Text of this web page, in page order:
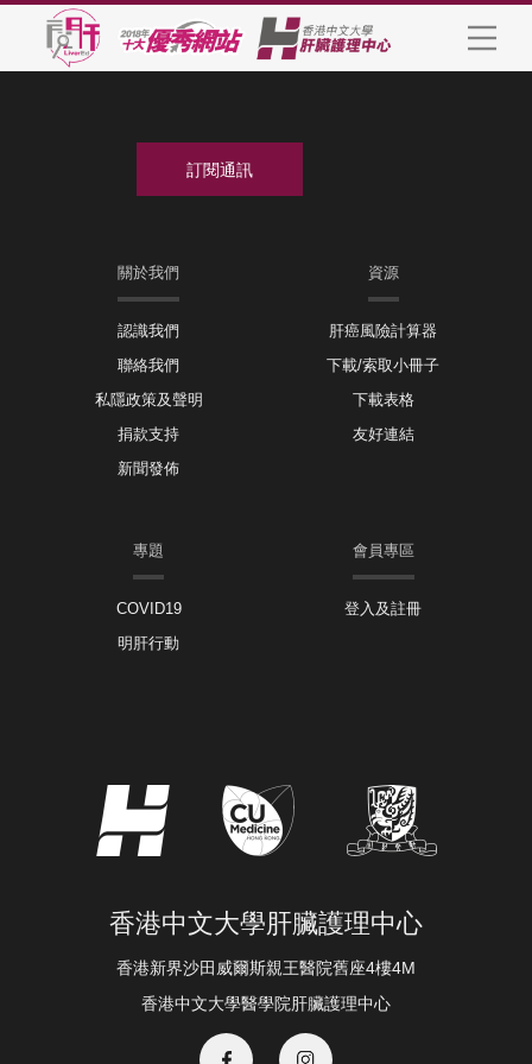
關於我們
認識我們
聯絡我們
私隱政策及聲明
捐款支持
新聞發佈
資源
肝癌風險計算器
下載/索取小冊子
下載表格
友好連結
專題
COVID19
明肝行動
會員專區
登入及註冊
香港中文大學肝臟護理中心
香港新界沙田威爾斯親王醫院舊座4樓4M
香港中文大學醫學院肝臟護理中心